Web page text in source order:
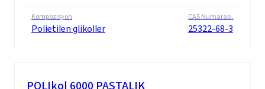
Kompozisyon
Polietilen glikoller
CAS Numarası.
25322-68-3
POLIkol 6000 PASTALIK